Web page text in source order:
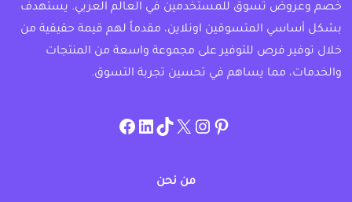
خصم وعروض تسوق للمستخدمين في العالم العربي. يستهدف
بشكل أساسي المتسوقين اونلاين، مقدماً لهم قيمة حقيقية من
خلال توفير فرص للتوفير على مجموعة واسعة من المنتجات
والخدمات، مما يساهم في تحسين تجربة التسوق.
pinterest
allcouponat
twitter
TikTok
linkedin
facebook
من نحن